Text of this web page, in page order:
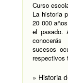
Curso
La historia
20 000
el pasado.
sucesos
respectivos
» Historia